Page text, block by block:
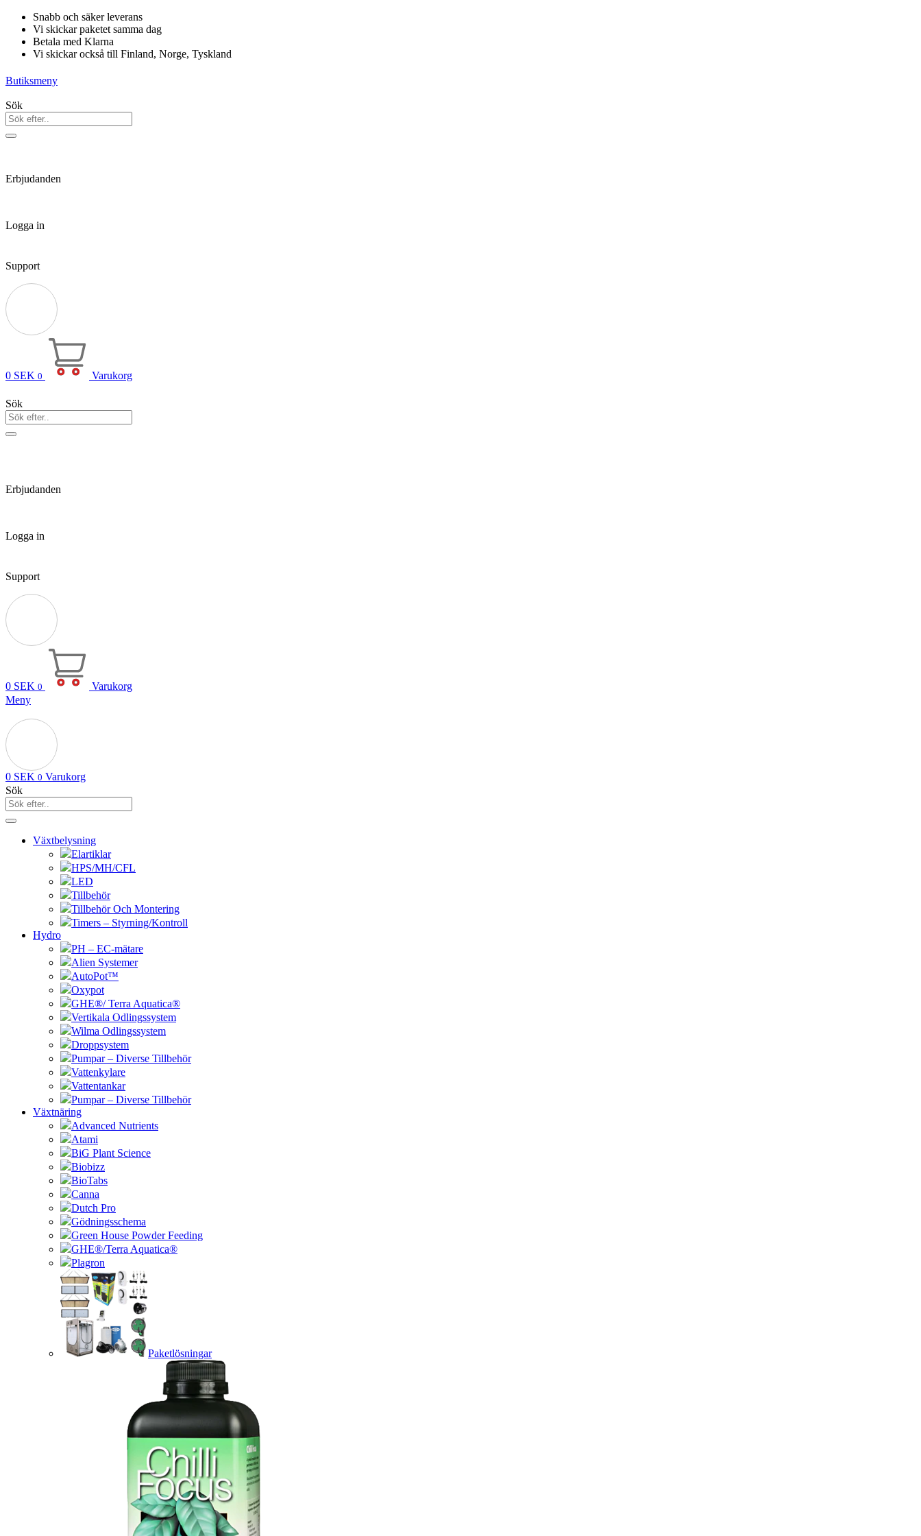
Hoppa
innehåll
Snabb och säker leverans
Vi skickar paketet samma dag
Betala med Klarna
Vi skickar också till Finland, Norge, Tyskland
Butiksmeny
Sök
Erbjudanden
Logga in
Support
0 SEK 0 Varukorg
Sök
Erbjudanden
Logga in
Support
0 SEK 0
Varukorg
Meny
0 SEK 0 Varukorg
Sök
Växtbelysning
Elartiklar
HPS/MH/CFL
LED
Tillbehör
Tillbehör Och Montering
Timers – Styrning/Kontroll
Hydro
PH – EC-mätare
Alien Systemer
AutoPot™
Oxypot
GHE®/ Terra Aquatica®
Vertikala Odlingssystem
Wilma Odlingssystem
Droppsystem
Pumpar – Diverse Tillbehör
Vattenkylare
Vattentankar
Pumpar – Diverse Tillbehör
Växtnäring
Advanced Nutrients
Atami
BiG Plant Science
Biobizz
BioTabs
Canna
Dutch Pro
Gödningsschema
Green House Powder Feeding
GHE®/Terra Aquatica®
Plagron
Paketlösningar